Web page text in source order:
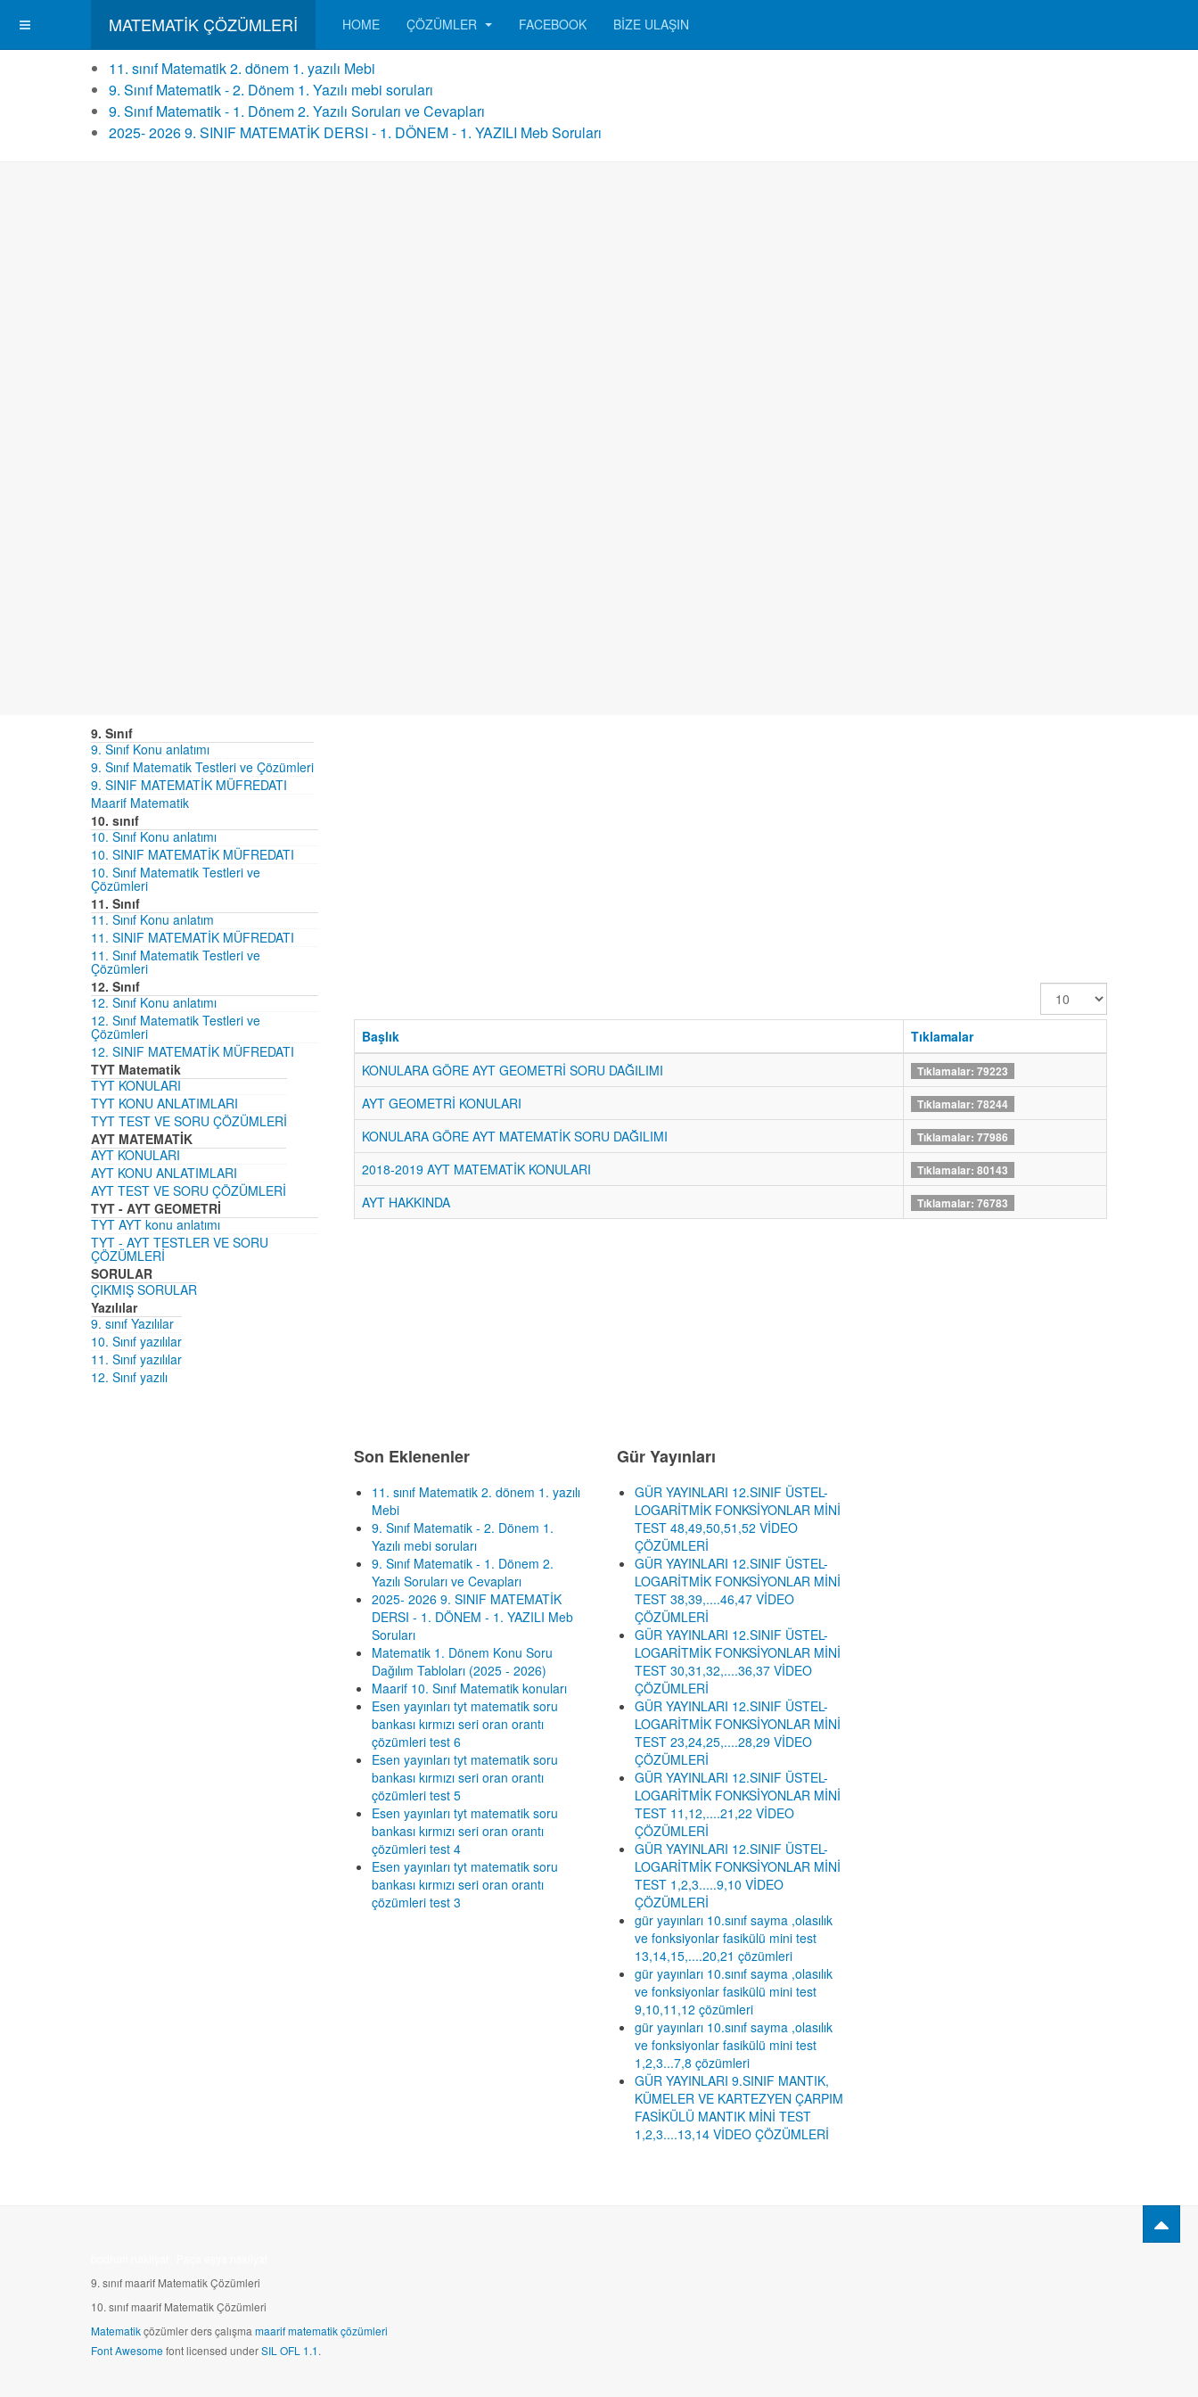
MATEMATIK ÇÖZÜMLERI HOME ÇÖZÜMLER FACEBOOK BIZE ULAŞIN
11. sınıf Matematik 2. dönem 1. yazılı Mebi
9. Sınıf Matematik - 2. Dönem 1. Yazılı mebi soruları
9. Sınıf Matematik - 1. Dönem 2. Yazılı Soruları ve Cevapları
2025- 2026 9. SINIF MATEMATİK DERSI - 1. DÖNEM - 1. YAZILI Meb Soruları
Görüntüleme
Sayısı
Başlık
Tıklamalar
KONULARA GÖRE AYT GEOMETRİ SORU DAĞILIMI
Tıklamalar: 79223
AYT GEOMETRİ KONULARI Tıklamalar: 78244
KONULARA GÖRE AYT MATEMATİK SORU DAĞILIMI Tıklamalar: 77986
2018-2019 AYT MATEMATİK KONULARI Tıklamalar: 80143
AYT HAKKINDA Tıklamalar: 76783
9. Sınıf
9. Sınıf Konu anlatımı
9. Sınıf Matematik Testleri ve Çözümleri
9. SINIF MATEMATİK MÜFREDATI
Maarif Matematik
10. sınıf
10. Sınıf Konu anlatımı
10. SINIF MATEMATİK MÜFREDATI
10. Sınıf Matematik Testleri ve
Çözümleri
11. Sınıf
11. Sınıf Konu anlatım
11. SINIF MATEMATİK MÜFREDATI
11. Sınıf Matematik Testleri ve
Çözümleri
12. Sınıf
12. Sınıf Konu anlatımı
12. Sınıf Matematik Testleri ve
Çözümleri
12. SINIF MATEMATİK MÜFREDATI
TYT Matematik
TYT KONULARI
TYT KONU ANLATIMLARI
TYT TEST VE SORU ÇÖZÜMLERİ
AYT MATEMATİK
AYT KONULARI
AYT KONU ANLATIMLARI
AYT TEST VE SORU ÇÖZÜMLERİ
TYT - AYT GEOMETRİ
TYT AYT konu anlatımı
TYT - AYT TESTLER VE SORU
ÇÖZÜMLERİ
SORULAR
ÇIKMIŞ SORULAR
Yazılılar
9. sınıf Yazılılar
10. Sınıf yazılılar
11. Sınıf yazılılar
12. Sınıf yazılı
Son Eklenenler
11. sınıf Matematik 2. dönem 1. yazılı
Mebi
9. Sınıf Matematik - 2. Dönem 1.
Yazılı mebi soruları
9. Sınıf Matematik - 1. Dönem 2.
Yazılı Soruları ve Cevapları
2025- 2026 9. SINIF MATEMATİK
DERSI - 1. DÖNEM - 1. YAZILI Meb
Soruları
Matematik 1. Dönem Konu Soru
Dağılım Tabloları (2025 - 2026)
Maarif 10. Sınıf Matematik konuları
Esen yayınları tyt matematik soru
bankası kırmızı seri oran orantı
çözümleri test 6
Esen yayınları tyt matematik soru
bankası kırmızı seri oran orantı
çözümleri test 5
Esen yayınları tyt matematik soru
bankası kırmızı seri oran orantı
çözümleri test 4
Esen yayınları tyt matematik soru
bankası kırmızı seri oran orantı
çözümleri test 3
Gür Yayınları
GÜR YAYINLARI 12.SINIF ÜSTEL-
LOGARİTMİK FONKSİYONLAR MİNİ
TEST 48,49,50,51,52 VİDEO
ÇÖZÜMLERİ
GÜR YAYINLARI 12.SINIF ÜSTEL-
LOGARİTMİK FONKSİYONLAR MİNİ
TEST 38,39,....46,47 VİDEO
ÇÖZÜMLERİ
GÜR YAYINLARI 12.SINIF ÜSTEL-
LOGARİTMİK FONKSİYONLAR MİNİ
TEST 30,31,32,....36,37 VİDEO
ÇÖZÜMLERİ
GÜR YAYINLARI 12.SINIF ÜSTEL-
LOGARİTMİK FONKSİYONLAR MİNİ
TEST 23,24,25,....28,29 VİDEO
ÇÖZÜMLERİ
GÜR YAYINLARI 12.SINIF ÜSTEL-
LOGARİTMİK FONKSİYONLAR MİNİ
TEST 11,12,....21,22 VİDEO
ÇÖZÜMLERİ
GÜR YAYINLARI 12.SINIF ÜSTEL-
LOGARİTMİK FONKSİYONLAR MİNİ
TEST 1,2,3.....9,10 VİDEO
ÇÖZÜMLERİ
gür yayınları 10.sınıf sayma ,olasılık
ve fonksiyonlar fasikülü mini test
13,14,15,....20,21 çözümleri
gür yayınları 10.sınıf sayma ,olasılık
ve fonksiyonlar fasikülü mini test
9,10,11,12 çözümleri
gür yayınları 10.sınıf sayma ,olasılık
ve fonksiyonlar fasikülü mini test
1,2,3...7,8 çözümleri
GÜR YAYINLARI 9.SINIF MANTIK,
KÜMELER VE KARTEZYEN ÇARPIM
FASİKÜLÜ MANTIK MİNİ TEST
1,2,3....13,14 VİDEO ÇÖZÜMLERİ
9. sınıf maarif Matematik Çözümleri
10. sınıf maarif Matematik Çözümleri
Matematikçözümler ders çalışma maarif matematik çözümleri
Font Awesomefont licensed underSIL OFL 1.1.